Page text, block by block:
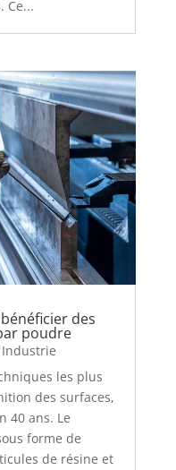
Ce...
des
poudre
Industrie
les plus
des surfaces,
40 ans. Le
forme de
de résine et